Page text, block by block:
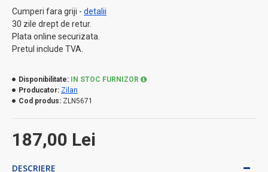
Cumperi fara griji - detalii
30 zile drept de retur.
Plata online securizata.
Pretul include TVA.
187,00 Lei
Disponibilitate:
IN STOC FURNIZOR
Producator: Zilan
Cod produs: ZLN5671
DESCRIERE